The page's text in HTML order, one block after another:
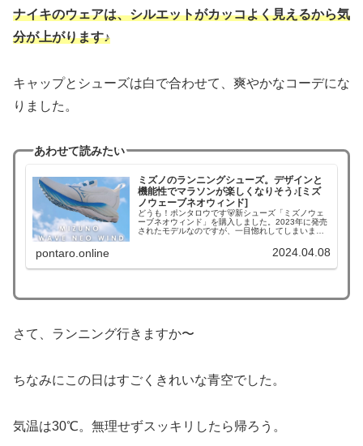
ナイキのウェアは、シルエットがカッコよく見えるから気
分が上がります♪
キャップとシューズは白で合わせて、爽やかなコーデにな
りました。
あわせて読みたい
ミズノのランニングシューズ。デザインと
機能性でマラソンが楽しくなりそう♪[ミズ
ノウェーブネオウィンド]
どうも！ポンタロウです🐻新シューズ「ミズノウェ
ーブネオウィンド」を購入しました。2023年に発売
されたモデルなのですが、一目惚れしてしまいまし
で紹介します！みなさんのシューズ選びの参考にな
pontaro.online 2024.04.08
さて、ランニング行きますか〜
ちなみにこの日はすごくきれいな青空でした。
気温は30℃。無理せずスッキリしたら帰ろう。